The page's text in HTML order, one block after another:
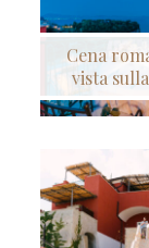
Cena
vista